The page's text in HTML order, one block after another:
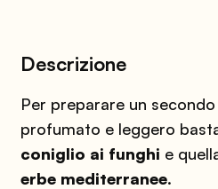
Descrizione
Per preparare un
profumato e leggero
coniglio ai funghi e
erbe mediterranee.